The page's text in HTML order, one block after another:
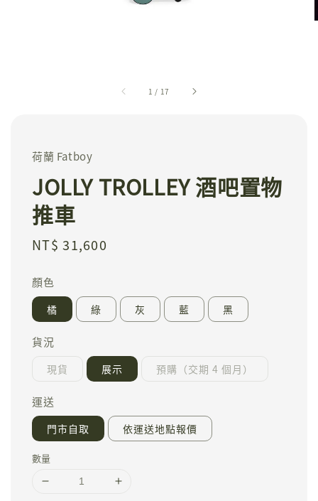
1 / 17
荷蘭 Fatboy
JOLLY TROLLEY 酒吧置物
推車
Regular
NT$ 31,600
顏色
橘 綠 灰 藍 黑
貨況
現貨 展示 預購（交期 4 個月）
運送
門市自取 依運送地點報價
數量